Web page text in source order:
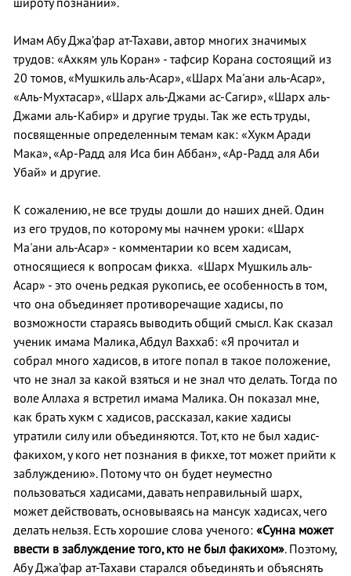
широту познаний».
Имам Абу Джа’фар ат-Тахави, автор многих значимых
трудов: «Ахкям уль Коран» - тафсир Корана состоящий из
20 томов, «Мушкиль аль-Асар», «Шарх Ма'ани аль-Асар»,
«Аль-Мухтасар», «Шарх аль-Джами ас-Сагир», «Шарх аль-
Джами аль-Кабир» и другие труды. Так же есть труды,
посвященные определенным темам как: «Хукм Аради
Мака», «Ар-Радд аля Иса бин Аббан», «Ар-Радд аля Аби
Убай» и другие.
К сожалению, не все труды дошли до наших дней. Один
из его трудов, по которому мы начнем уроки: «Шарх
Ма'ани аль-Асар» - комментарии ко всем хадисам,
относящиеся к вопросам фикха. «Шарх Мушкиль аль-
Асар» - это очень редкая рукопись, ее особенность в том,
что она объединяет противоречащие хадисы, по
возможности стараясь выводить общий смысл. Как сказал
ученик имама Малика, Абдул Ваххаб: «Я прочитал и
собрал много хадисов, в итоге попал в такое положение,
что не знал за какой взяться и не знал что делать. Тогда по
воле Аллаха я встретил имама Малика. Он показал мне,
как брать хукм с хадисов, рассказал, какие хадисы
утратили силу или объединяются. Тот, кто не был хадис-
факихом, у кого нет познания в фикхе, тот может прийти к
заблуждению». Потому что он будет неуместно
пользоваться хадисами, давать неправильный шарх,
может действовать, основываясь на мансук хадисах, чего
делать нельзя. Есть хорошие слова ученого: «Сунна может
ввести в заблуждение того, кто не был факихом». Поэтому,
Абу Джа’фар ат-Тахави старался объединять и объяснять